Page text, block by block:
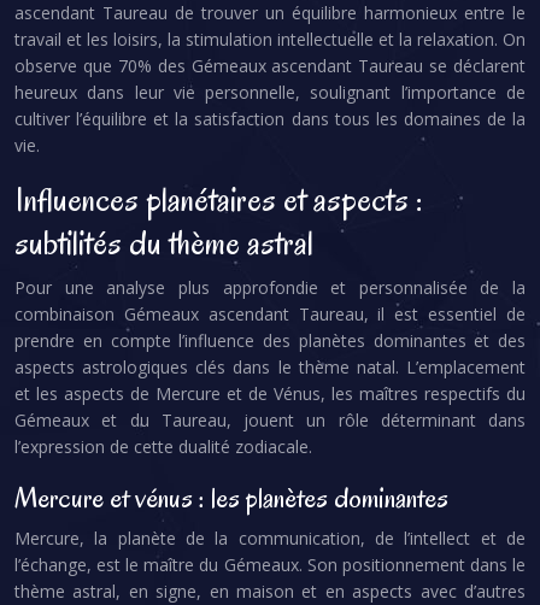
ascendant Taureau de trouver un équilibre harmonieux entre le
travail et les loisirs, la stimulation intellectuelle et la relaxation. On
observe que 70% des Gémeaux ascendant Taureau se déclarent
heureux dans leur vie personnelle, soulignant l’importance de
cultiver l’équilibre et la satisfaction dans tous les domaines de la
vie.
Influences planétaires et aspects :
subtilités du thème astral
Pour une analyse plus approfondie et personnalisée de la
combinaison Gémeaux ascendant Taureau, il est essentiel de
prendre en compte l’influence des planètes dominantes et des
aspects astrologiques clés dans le thème natal. L’emplacement
et les aspects de Mercure et de Vénus, les maîtres respectifs du
Gémeaux et du Taureau, jouent un rôle déterminant dans
l’expression de cette dualité zodiacale.
Mercure et vénus : les planètes dominantes
Mercure, la planète de la communication, de l’intellect et de
l’échange, est le maître du Gémeaux. Son positionnement dans le
thème astral, en signe, en maison et en aspects avec d’autres